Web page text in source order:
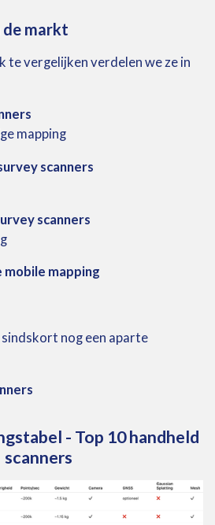
de markt
tevergelijken verdelen we ze in
mapping
scanners
scanners
mobile mapping
sindskort nogeen aparte
- Top 10 handheld
scanners